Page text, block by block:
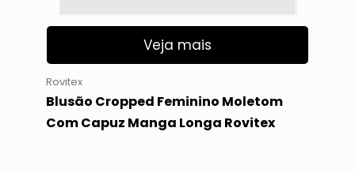
Veja mais
Rovitex
Blusão Cropped Feminino Moletom
Com Capuz Manga Longa Rovitex